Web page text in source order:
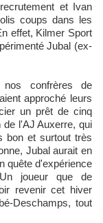
et Ivan
coups dans les
effet, Kilmer Sport
Jubal (ex-
nos confrères de
approché leurs
un prêt de cinq
de l'AJ Auxerre, qui
bon et surtout très
Jubal aurait en
quête d'expérience
joueur que de
revenir cet hiver
Deschamps, tout